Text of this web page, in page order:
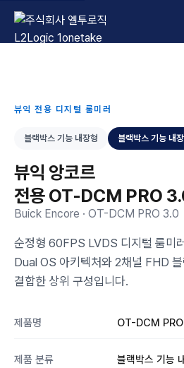
L2Logic 1onetake
뷰익 전용 디지털 룸미러
블랙박스 기능 내장형 블랙박스 기능 내
뷰익 앙코르
전용 OT-DCM PRO
Buick Encore · OT-DCM PRO 3.0
순정형 60FPS LVDS 디지털 룸미
Dual OS 아키텍처와 2채널 FHD
결합한 상위 구성입니다.
제품명 OT-DCM
제품 분류 블랙박스 기능